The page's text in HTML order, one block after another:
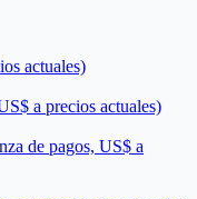
actuales)
a precios actuales)
de pagos, US$ a